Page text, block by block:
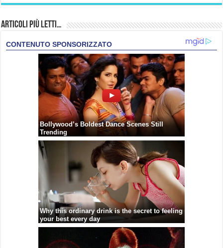
Articoli più Letti…